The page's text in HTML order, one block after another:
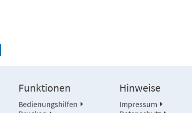
Funktionen
Bedienungshilfen
Hinweise
Impressum